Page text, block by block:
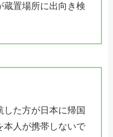
蔵置場所に出向き検
した方が日本に帰国
本人が携帯しないで